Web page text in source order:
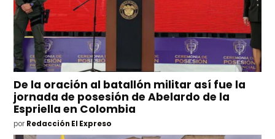
De la oración al batallón militar así fue la
jornada de posesión de Abelardo de la
Espriella en Colombia
por Redacción El Expreso